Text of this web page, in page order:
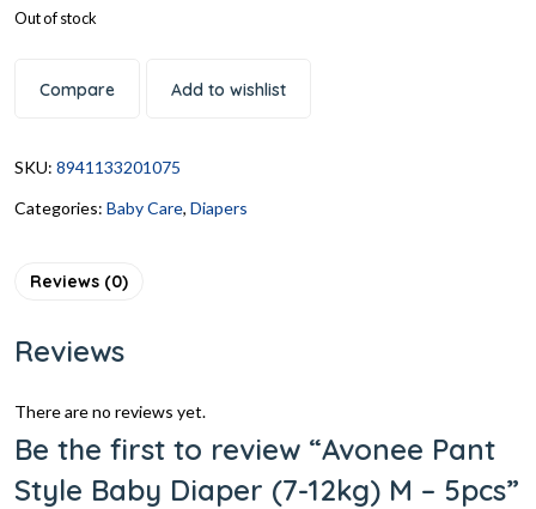
Out of stock
Compare Add to wishlist
SKU: 8941133201075
Categories: Baby Care, Diapers
Reviews (0)
Reviews
There are no reviews yet.
Be the first to review “Avonee Pant
Style Baby Diaper (7-12kg) M – 5pcs”